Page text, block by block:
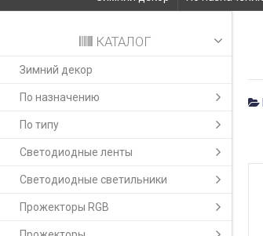
КАТАЛОГ
Зимний декор
По назначению
По типу
Светодиодные ленты
Светодиодные светильники
Прожекторы RGB